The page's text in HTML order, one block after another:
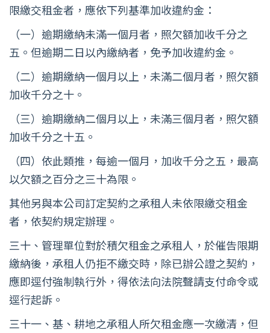
限繳交租金者，應依下列基準加收違約金：
（一）逾期繳納未滿一個月者，照欠額加收千分之
五。但逾期二日以內繳納者，免予加收違約金。
（二）逾期繳納一個月以上，未滿二個月者，照欠額
加收千分之十。
（三）逾期繳納二個月以上，未滿三個月者，照欠額
加收千分之十五。
（四）依此類推，每逾一個月，加收千分之五，最高
以欠額之百分之三十為限。
其他另與本公司訂定契約之承租人未依限繳交租金
者，依契約規定辦理。
三十、管理單位對於積欠租金之承租人，於催告限期
繳納後，承租人仍拒不繳交時，除已辦公證之契約，
應即逕付強制執行外，得依法向法院聲請支付命令或
逕行起訴。
三十一、基、耕地之承租人所欠租金應一次繳清，但